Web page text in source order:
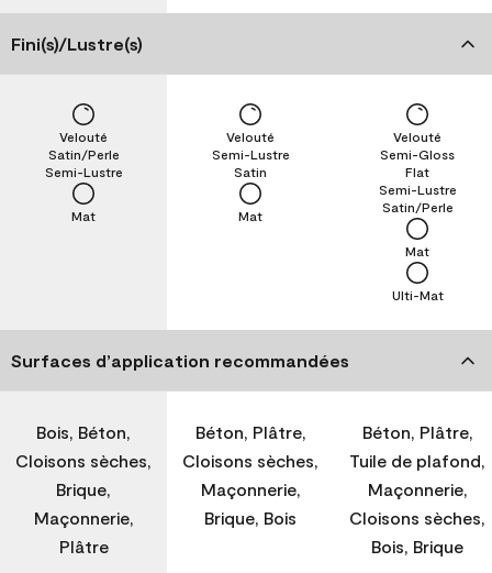
Fini(s)/Lustre(s)
Mat
Semi-Lustre
Satin/Perle
Velouté
Mat
Satin
Semi-Lustre
Velouté
Ulti-Mat
Mat
Satin/Perle
Semi-Lustre
Flat
Semi-Gloss
Velouté
Surfaces d’application recommandées
Bois, Béton,
Cloisons sèches,
Brique,
Maçonnerie,
Plâtre
Béton, Plâtre,
Cloisons sèches,
Maçonnerie,
Brique, Bois
Béton, Plâtre,
Tuile de plafond,
Maçonnerie,
Cloisons sèches,
Bois, Brique